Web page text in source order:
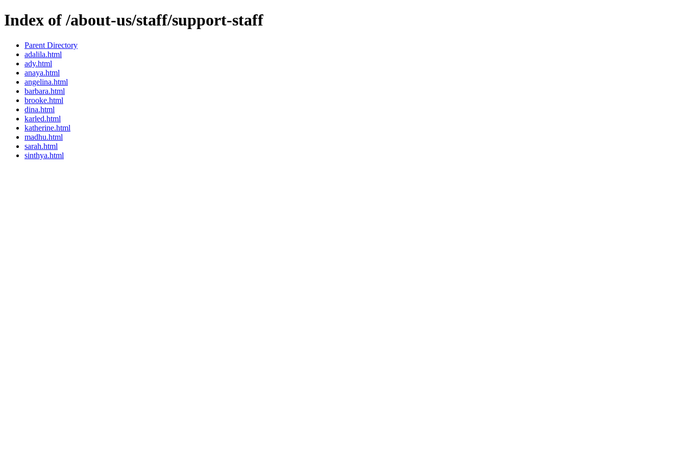
Index of /about-us/staff/support-staff
Parent Directory
adalila.html
ady.html
anaya.html
angelina.html
barbara.html
brooke.html
dina.html
karled.html
katherine.html
madhu.html
sarah.html
sinthya.html